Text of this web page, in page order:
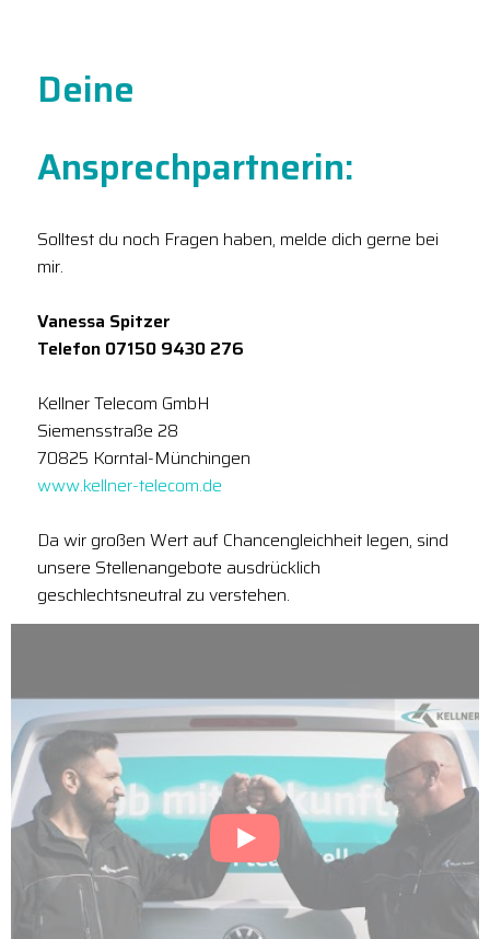
Deine
Ansprechpartnerin:
Solltest du noch Fragen haben, melde dich gerne bei
mir.
Vanessa Spitzer
Telefon 07150 9430 276
Kellner Telecom GmbH
Siemensstraße 28
70825 Korntal-Münchingen
www.kellner-telecom.de
Da wir großen Wert auf Chancengleichheit legen, sind
unsere Stellenangebote ausdrücklich
geschlechtsneutral zu verstehen.